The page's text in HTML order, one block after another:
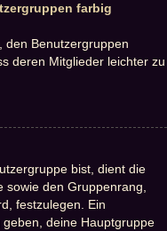
farbig
den Benutzergruppen
deren Mitglieder leichter zu
bist, dient die
den Gruppenrang,
festzulegen. Ein
deine Hauptgruppe